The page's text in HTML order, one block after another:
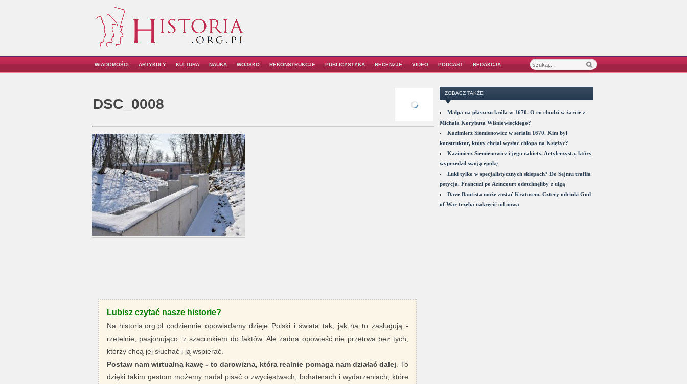
WIADOMOŚCI ARTYKUŁY KULTURA NAUKA WOJSKO REKONSTRUKCJE PUBLICYSTYKA RECENZJE VIDEO PODCAST REDAKCJA
DSC_0008
Lubisz czytać nasze historie?
Na historia.org.pl codziennie opowiadamy dzieje Polski i świata tak, jak na to zasługują -
rzetelnie, pasjonująco, z szacunkiem do faktów. Ale żadna opowieść nie przetrwa bez tych,
którzy chcą jej słuchać i ją wspierać.
Postaw nam wirtualną kawę - to darowizna, która realnie pomaga nam działać dalej . To
dzięki takim gestom możemy nadal pisać o zwycięstwach, bohaterach i wydarzeniach, które
ZOBACZ TAKŻE
Małpa na płaszczu króla w 1670. O co chodzi w żarcie z
Michała Korybuta Wiśniowieckiego?
Kazimierz Siemienowicz w serialu 1670. Kim był
konstruktor, który chciał wysłać chłopa na Księżyc?
Kazimierz Siemienowicz i jego rakiety. Artylerzysta, który
wyprzedził swoją epokę
Łuki tylko w specjalistycznych sklepach? Do Sejmu trafiła
petycja. Francuzi po Azincourt odetchnęliby z ulgą
Dave Bautista może zostać Kratosem. Cztery odcinki God
of War trzeba nakręcić od nowa